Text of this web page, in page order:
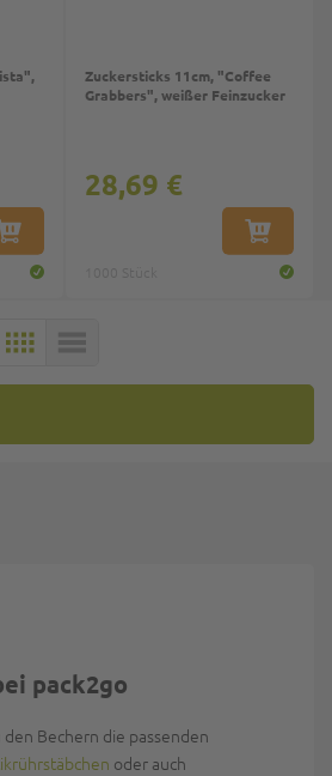
IN DEN WARENKORB
Zuckersticks 11cm, "Coffee
Grabbers", weißer Feinzucker
IN DEN
28,69 €
KACHELN
pack2go
den Bechern die passenden
oder auch